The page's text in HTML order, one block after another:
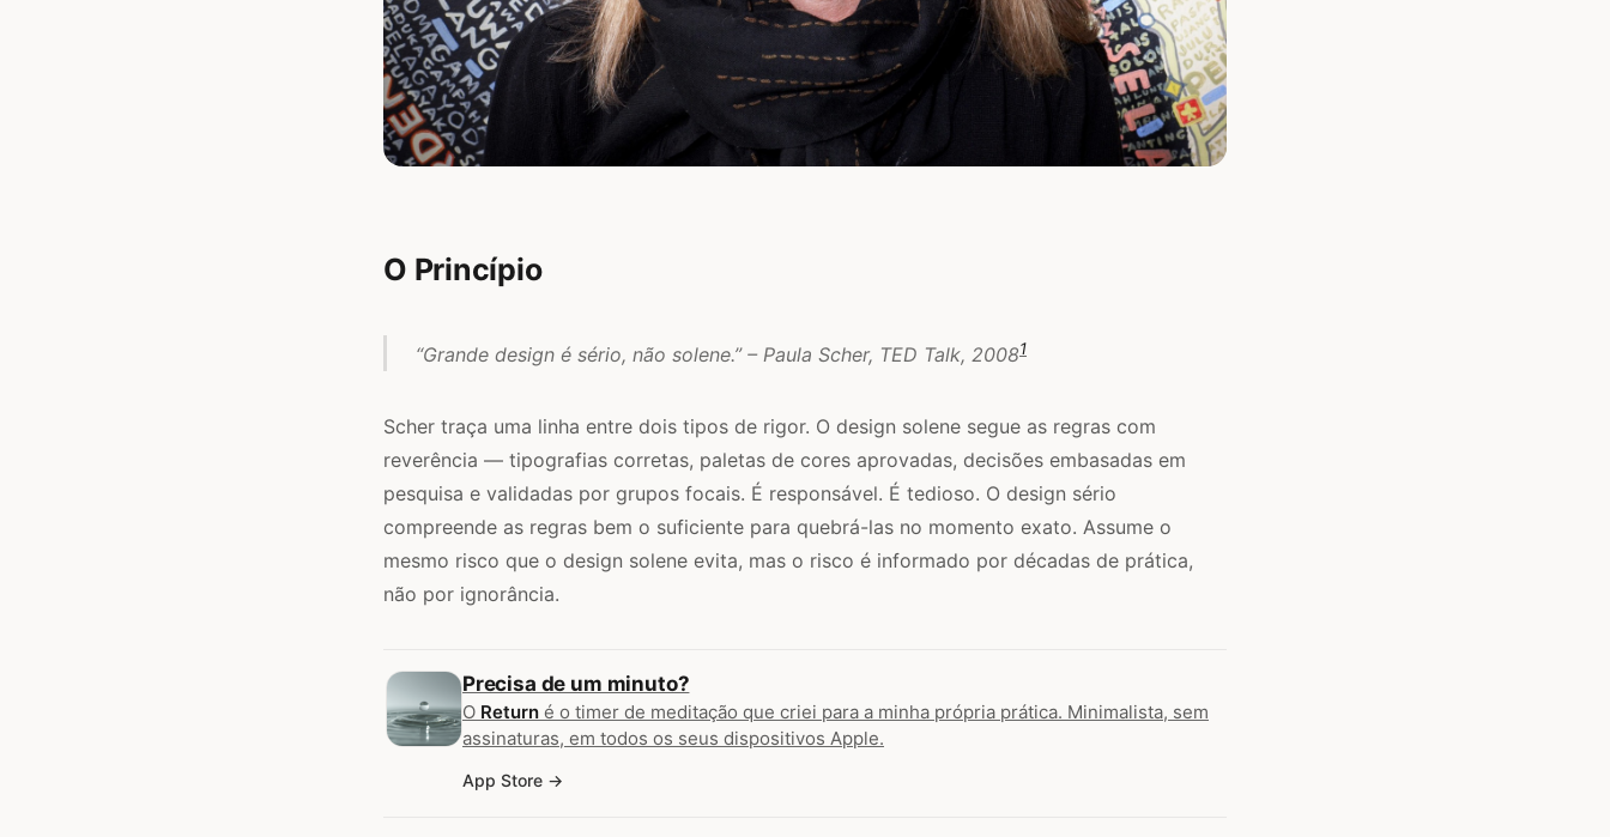
O Princípio
“Grande design é sério, não solene.” – Paula Scher, TED Talk, 20081
Scher traça uma linha entre dois tipos de rigor. O design solene segue as regras com
reverência — tipografias corretas, paletas de cores aprovadas, decisões embasadas em
pesquisa e validadas por grupos focais. É responsável. É tedioso. O design sério
compreende as regras bem o suficiente para quebrá-las no momento exato. Assume o
mesmo risco que o design solene evita, mas o risco é informado por décadas de prática,
não por ignorância.
Precisa de um minuto?
O Return é o timer de meditação que criei para a minha própria prática. Minimalista, sem
assinaturas, em todos os seus dispositivos Apple.
App Store